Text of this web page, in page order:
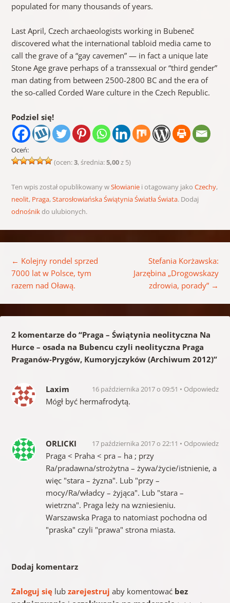
populated for many thousands of years.
Last April, Czech archaeologists working in Bubeneč
discovered what the international tabloid media came to
call the grave of a “gay cavemen” — in fact a unique late
Stone Age grave perhaps of a transsexual or “third gender”
man dating from between 2500-2800 BC and the era of
the so-called Corded Ware culture in the Czech Republic.
Podziel się!
Oceń:
(ocen:3, średnia:5,00z 5)
Ten wpis został opublikowany wSłowianiei otagowany jako Czechy,
neolit, Praga,Starosłowiańska Świątynia Światła Świata. Dodaj
odnośnikdo ulubionych.
← Kolejny rondel sprzed
7000 lat w Polsce, tym
razem nad Oławą.
Stefania Korżawska:
Jarzębina „Drogowskazy
zdrowia, porady” →
2 komentarze do “Praga – Świątynia neolityczna Na
Hurce – osada na Bubencu czyli neolityczna Praga
Praganów-Prygów, Kumoryjczyków (Archiwum 2012)”
Laxim 16 października 2017 o 09:51 Odpowiedz
Mógł być hermafrodytą.
ORLICKI 17 października 2017 o 22:11 Odpowiedz
Praga < Praha < pra – ha ; przy
Ra/pradawna/strożytna – żywa/życie/istnienie, a
więc "stara – żyzna". Lub "przy –
mocy/Ra/władcy – żyjąca". Lub "stara –
wietrzna". Praga leży na wzniesieniu.
Warszawska Praga to natomiast pochodna od
"praska" czyli "prawa" strona miasta.
Dodaj komentarz
Zaloguj sięlub zarejestruj aby komentować bez